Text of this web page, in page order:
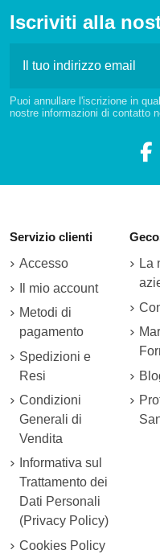
Iscriviti alla
Puoi annullare l'iscrizione in
nostre informazioni di contatto
Servizio clienti
Accesso
Il mio account
Metodi di
pagamento
Spedizioni e
Resi
Condizioni
Generali di
Vendita
Informativa sul
Trattamento dei
Dati Personali
(Privacy Policy)
Cookies Policy
La